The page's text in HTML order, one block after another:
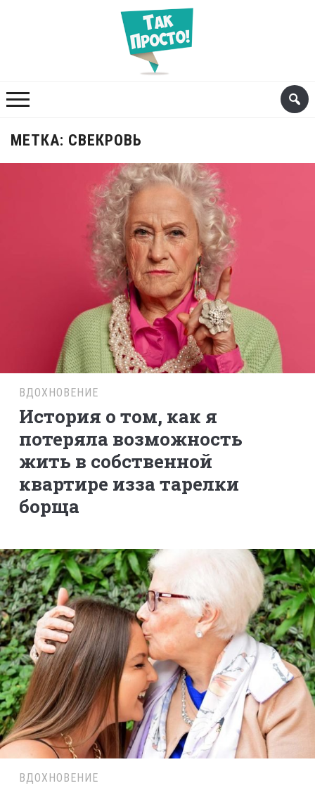
МЕТКА: СВЕКРОВЬ
ВДОХНОВЕНИЕ
История о том, как я
потеряла возможность
жить в собственной
квартире изза тарелки
борща
ВДОХНОВЕНИЕ